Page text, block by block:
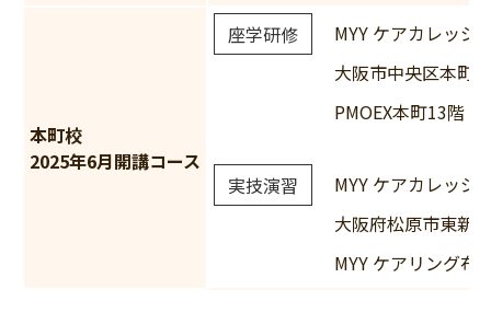
本町校
2025年6月開講コース
座学研修
MYY ケアカレッジ
大阪市中央区本町
PMOEX本町13階
実技演習
MYY ケアカレッジ
大阪府松原市東新
MYY ケアリング布